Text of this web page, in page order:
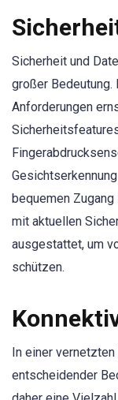
Sicherheit und
großer
Anforderungen
bequemen
mit aktuellen
ausgestattet, um
schützen.
In einer
entscheidender